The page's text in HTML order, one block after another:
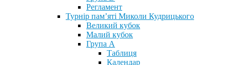
Регламент
Турнір пам’яті Миколи Кудрицького
Великий кубок
Малий кубок
Група А
Таблиця
Календар